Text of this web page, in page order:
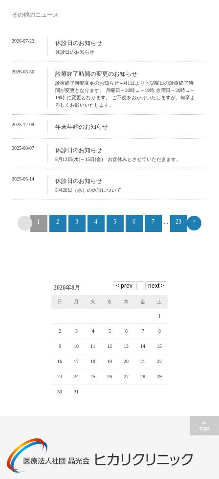
その他のニュース
2026-07-22 休診日のお知らせ
休診日のお知らせ
2026-03-30 診療終了時間の変更のお知らせ
診療終了時間変更のお知らせ 4月1日より下記曜日の診療終了時
間が変更となります。 月曜日～20時→～19時 金曜日～20時→～
19時 に変更となります。 ご不便をおかけいたしますが、何卒よ
ろしくお願いいたします。
2025-12-09 年末年始のお知らせ
2025-08-07 休診日のお知らせ
8月13日(水)～15日(金) お盆休みとさせていただきます。
2025-05-14 休診日のお知らせ
5月28日（水）の休診について
< 1 2 3 4 5 6 7 ... 23 >
2026年8月
日 月 火 水 木 金 土
1
2 3 4 5 6 7 8
9 10 11 12 13 14 15
16 17 18 19 20 21 22
23 24 25 26 27 28 29
30 31
TOP